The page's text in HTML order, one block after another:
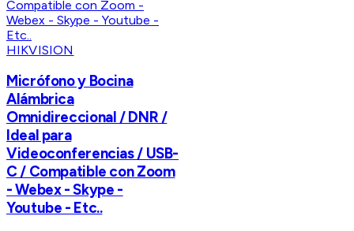
HIKVISION
Micrófono y Bocina
Alámbrica
Omnidireccional / DNR /
Ideal para
Videoconferencias / USB-
C / Compatible con Zoom
- Webex - Skype -
Youtube - Etc..